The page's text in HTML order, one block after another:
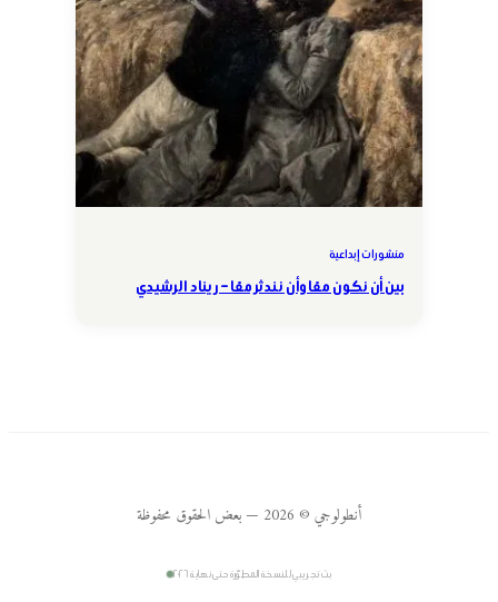
منشورات إبداعية
بين أن نكون معًا وأن نندثر معًا – ريناد الرشيدي
أنطولوجي © 2026 — بعض الحقوق محفوظة
بث تجريبي للنسخة المطوّرة حتى نهاية ٢٠٢٦